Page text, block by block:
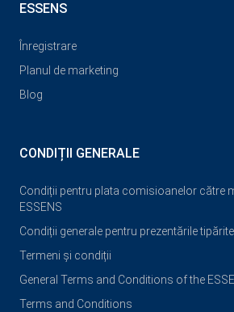
ESSENS
Înregistrare
Planul de marketing
Blog
CONDIȚII GENERALE
Condiții pentru plata comisioanelor către
ESSENS
Condiții generale pentru prezentările
Termeni și condiții
General Terms and Conditions of the
Terms and Conditions